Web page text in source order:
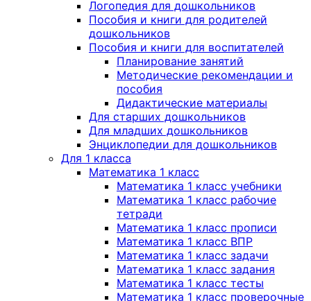
Логопедия для дошкольников
Пособия и книги для родителей
дошкольников
Пособия и книги для воспитателей
Планирование занятий
Методические рекомендации и
пособия
Дидактические материалы
Для старших дошкольников
Для младших дошкольников
Энциклопедии для дошкольников
Для 1 класса
Математика 1 класс
Математика 1 класс учебники
Математика 1 класс рабочие
тетради
Математика 1 класс прописи
Математика 1 класс ВПР
Математика 1 класс задачи
Математика 1 класс задания
Математика 1 класс тесты
Математика 1 класс проверочные